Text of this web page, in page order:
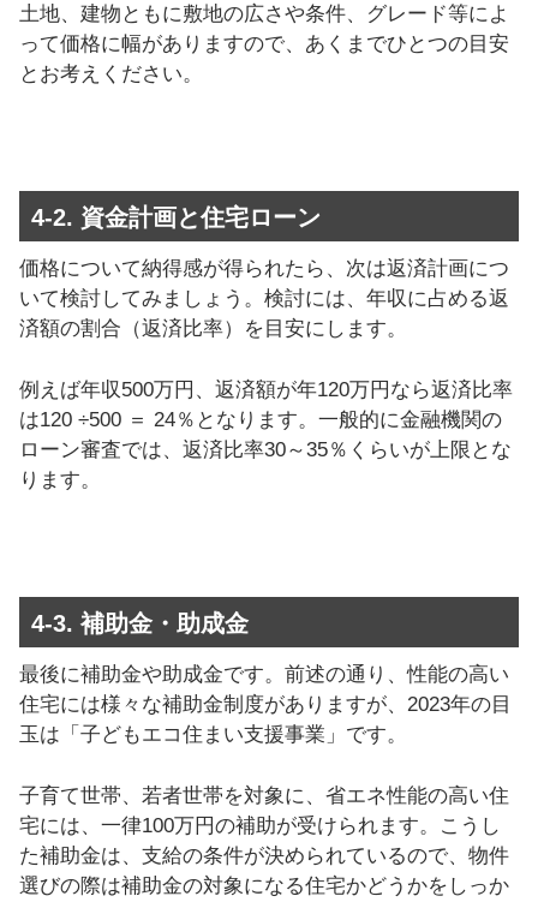
土地、建物ともに敷地の広さや条件、グレード等によ
って価格に幅がありますので、あくまでひとつの目安
とお考えください。
4-2. 資金計画と住宅ローン
価格について納得感が得られたら、次は返済計画につ
いて検討してみましょう。検討には、年収に占める返
済額の割合（返済比率）を目安にします。
例えば年収500万円、返済額が年120万円なら返済比率
は120 ÷500 ＝ 24％となります。一般的に金融機関の
ローン審査では、返済比率30～35％くらいが上限とな
ります。
4-3. 補助金・助成金
最後に補助金や助成金です。前述の通り、性能の高い
住宅には様々な補助金制度がありますが、2023年の目
玉は「子どもエコ住まい支援事業」です。
子育て世帯、若者世帯を対象に、省エネ性能の高い住
宅には、一律100万円の補助が受けられます。こうし
た補助金は、支給の条件が決められているので、物件
選びの際は補助金の対象になる住宅かどうかをしっか